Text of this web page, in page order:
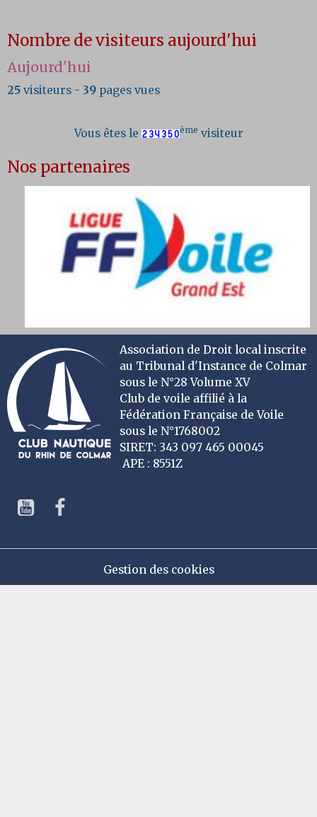
Nombre de visiteurs aujourd'hui
Aujourd'hui
25 visiteurs - 39 pages vues
Vous êtes le ème visiteur
Nos partenaires
Association de Droit local inscrite
au Tribunal d'Instance de Colmar
sous le N°28 Volume XV
Club de voile affilié à la
Fédération Française de Voile
sous le N°1768002
SIRET: 343 097 465 00045
APE : 8551Z
Gestion des cookies